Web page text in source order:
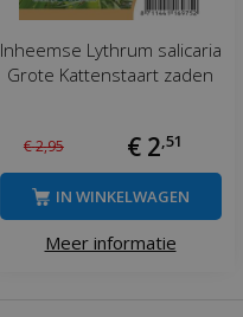
Inheemse Lythrum salicaria
Grote Kattenstaart zaden
€2,95 € 2,51
Meer informatie
IN WINKELWAGEN